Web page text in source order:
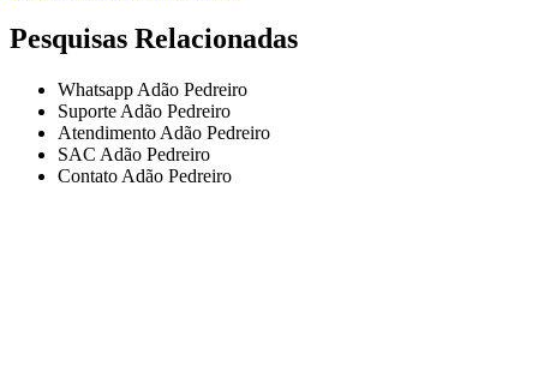
Pesquisas Relacionadas
Whatsapp Adão Pedreiro
Suporte Adão Pedreiro
Atendimento Adão Pedreiro
SAC Adão Pedreiro
Contato Adão Pedreiro